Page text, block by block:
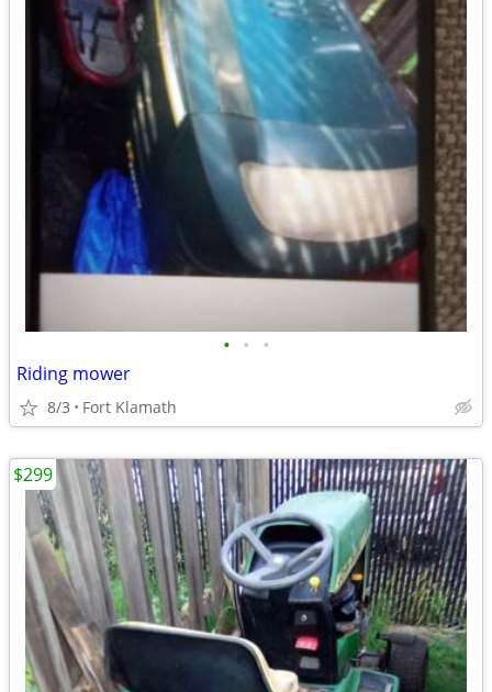
• • •
Riding mower
8/3 Fort Klamath
$299